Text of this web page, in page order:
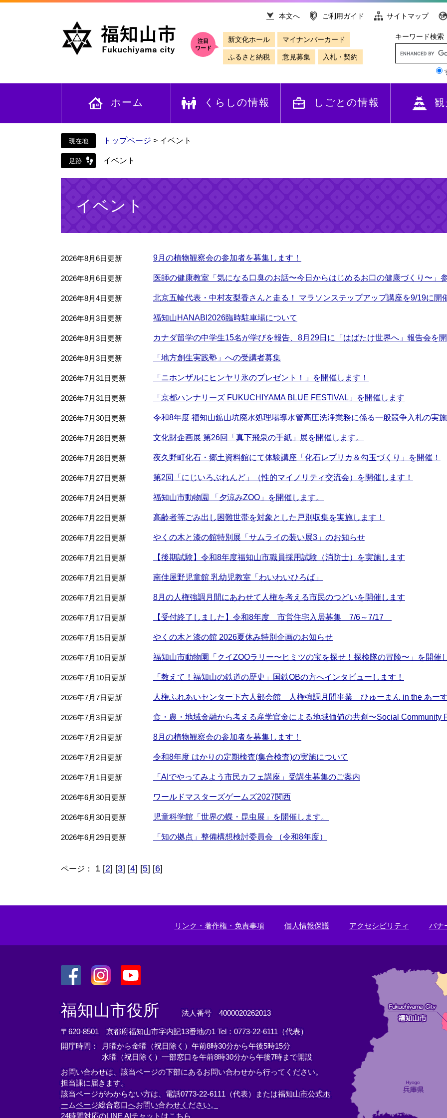
文
本文へ ご利用ガイド サイトマップ
注目
ワード
新文化ホール マイナンバーカード
ふるさと納税 意見募集 入札・契約
キーワード検索
ホーム くらしの情報 しごとの情報
トップページ > イベント
イベント
イベント
2026年8月6日更新 9月の植物観察会の参加者を募集します！
2026年8月6日更新 医師の健康教室「気になる口臭のお話〜今日からはじめるお口の健康づくり〜」
2026年8月4日更新 北京五輪代表・中村友梨香さんと走る！ マラソンステップアップ講座を9/19に開
2026年8月3日更新 福知山HANABI2026臨時駐車場について
2026年8月3日更新 カナダ留学の中学生15名が学びを報告、8月29日に「はばたけ世界へ」報告会を
2026年8月3日更新 「地方創生実践塾」への受講者募集
2026年7月31日更新 「ニホンザルにヒンヤリ氷のプレゼント！」を開催します！
2026年7月31日更新 「京都ハンナリーズ FUKUCHIYAMA BLUE FESTIVAL」を開催します
2026年7月30日更新 令和8年度 福知山鉱山坑廃水処理場導水管高圧洗浄業務に係る一般競争入札の実
2026年7月28日更新 文化財企画展 第26回「真下飛泉の手紙」展を開催します。
2026年7月28日更新 夜久野町化石・郷土資料館にて体験講座「化石レプリカ＆勾玉づくり」を開催！
2026年7月27日更新 第2回「にじいろぶれんど」（性的マイノリティ交流会）を開催します！
2026年7月24日更新 福知山市動物園 「夕涼みZOO」を開催します。
2026年7月22日更新 高齢者等ごみ出し困難世帯を対象とした戸別収集を実施します！
2026年7月22日更新 やくの木と漆の館特別展「サムライの装い展3」のお知らせ
2026年7月21日更新 【後期試験】令和8年度福知山市職員採用試験（消防士）を実施します
2026年7月21日更新 南佳屋野児童館 乳幼児教室「わいわいひろば」
2026年7月21日更新 8月の人権強調月間にあわせて人権を考える市民のつどいを開催します
2026年7月17日更新 【受付終了しました】令和8年度 市営住宅入居募集 7/6～7/17
2026年7月15日更新 やくの木と漆の館 2026夏休み特別企画のお知らせ
2026年7月10日更新 福知山市動物園「クイZOOラリー〜ヒミツの宝を探せ！探検隊の冒険〜」を開催
2026年7月10日更新 「教えて！福知山の鉄道の歴史」国鉄OBの方へインタビューします！
2026年7月7日更新 人権ふれあいセンター下六人部会館 人権強調月間事業 ひゅーまん in the あー
2026年7月3日更新 食・農・地域金融から考える産学官金による地域価値の共創〜Social Community
2026年7月2日更新 8月の植物観察会の参加者を募集します！
2026年7月2日更新 令和8年度 はかりの定期検査(集合検査)の実施について
2026年7月1日更新 「AIでやってみよう市民カフェ講座」受講生募集のご案内
2026年6月30日更新 ワールドマスターズゲームズ2027関西
2026年6月30日更新 児童科学館「世界の蝶・昆虫展」を開催します。
2026年6月29日更新 「知の拠点」整備構想検討委員会 （令和8年度）
ページ： 1 [2] [3] [4] [5] [6]
リンク・著作権・免責事項 個人情報保護 アクセシビリティ バナ
外
部
リ
ン
ク
外
部
リ
ン
ク
外
部
リ
ン
ク
＞
福知山市役所 法人番号 4000020262013
〒620-8501 京都府福知山市字内記13番地の1 Tel：0773-22-6111（代表）
開庁時間： 月曜から金曜（祝日除く）午前8時30分から午後5時15分
水曜（祝日除く）一部窓口を午前8時30分から午後7時まで開設
お問い合わせは、該当ページの下部にあるお問い合わせから行ってください。
担当課に届きます。
該当ページがわからない方は、電話0773-22-6111（代表）または福知山市公式ホ
ームページ総合窓口へお問い合わせください。
24時間対応のLINE AIチャットはこちら